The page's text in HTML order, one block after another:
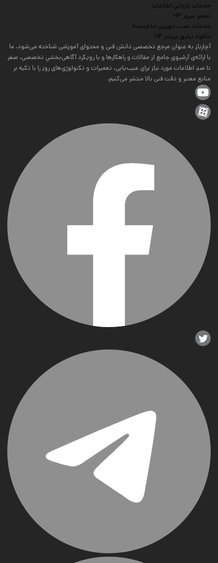
خدمات بازیابی اطلاعات
تعمیر سرور HP
خدمات نصب دوربین مداربسته
دانلود درایور پرینتر HP
آچارباز به عنوان مرجع تخصصی دانش فنی و محتوای آموزشی شناخته می‌شود. ما
با ارائه‌ی آرشیوی جامع از مقالات و راهکارها و با رویکرد آگاهی‌بخشیِ تخصصی، صفر
تا صدِ اطلاعات مورد نیاز برای عیب‌یابی، تعمیرات و تکنولوژی‌های روز را با تکیه بر
منابع معتبر و دقت فنی بالا منتشر می‌کنیم.